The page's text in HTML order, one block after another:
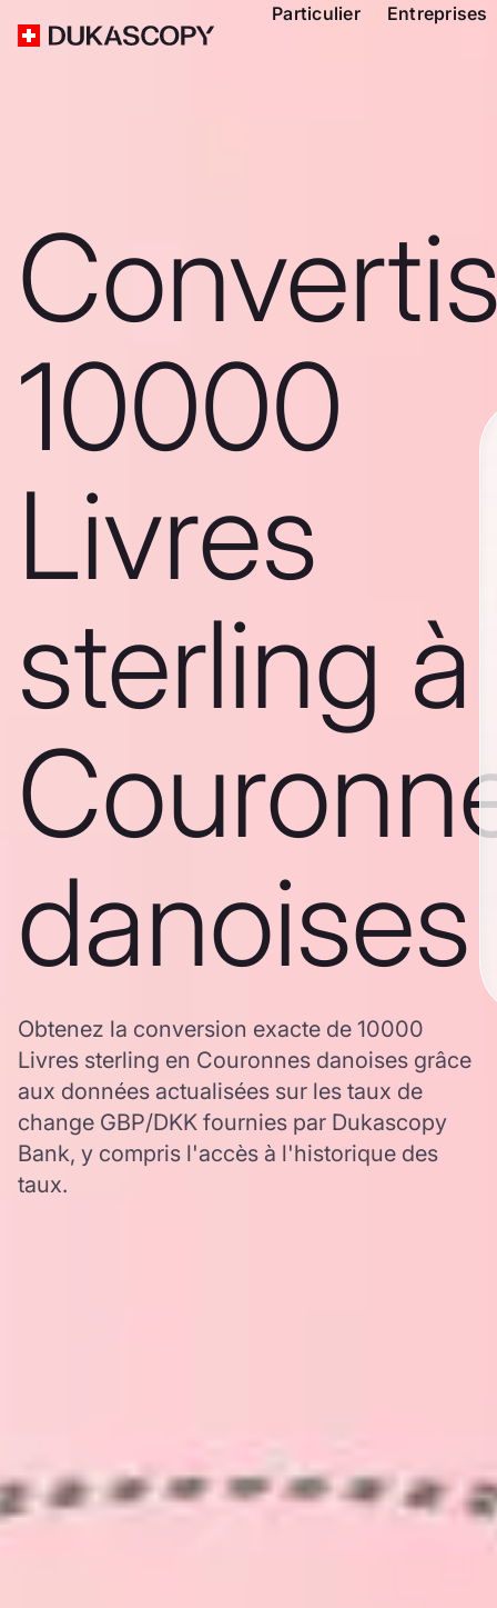
Particulier Entreprises
10000
Livres
sterling à
danoises
Obtenez la conversion exacte de 10000
Livres sterling en Couronnes danoises grâce
aux données actualisées sur les taux de
change GBP/DKK fournies par Dukascopy
Bank, y compris l'accès à l'historique des
taux.